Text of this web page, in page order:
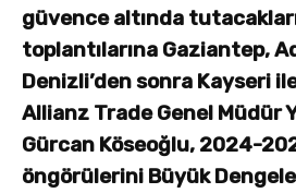
güvence altında
toplantılarına Gaziantep,
Denizli’den sonra Kayseri
Allianz Trade Genel Müdür
Gürcan Köseoğlu, 2024-
öngörülerini Büyük